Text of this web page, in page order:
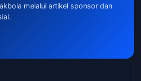
melalui artikel sponsor dan